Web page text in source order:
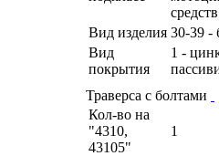
Вид изделия 30-39 -
Вид
покрытия
1 -
Траверса с болтами
Кол-во на
"4310,
43105"
1